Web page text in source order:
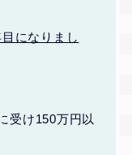
になりまし
受け150万円以